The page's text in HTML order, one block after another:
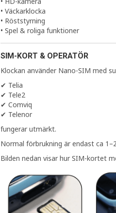
• Väckarklocka
• Röststyrning
• Spel & roliga funktioner
SIM-KORT & OPERATÖR
Klockan använder Nano-SIM med
✔ Telia
✔ Tele2
✔ Comviq
✔ Telenor
fungerar utmärkt.
Normal förbrukning är endast ca
Bilden nedan visar hur SIM-kortet